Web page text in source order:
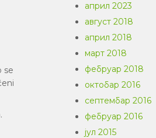
se
април 2023
август 2018
април 2018
март 2018
фебруар 2018
октобар 2016
септембар 2016
фебруар 2016
јул 2015